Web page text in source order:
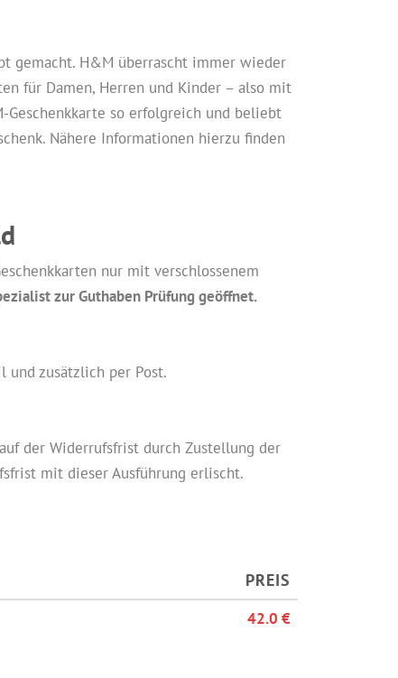
gemacht. H&M überrascht immer wieder
für Damen, Herren und Kinder – also mit
Geschenkkarte so erfolgreich und beliebt
Nähere Informationen hierzu finden
nur mit verschlossenem
zur Guthaben Prüfung geöffnet.
zusätzlich per Post.
der Widerrufsfrist durch Zustellung der
mit dieser Ausführung erlischt.
PREIS
42.0 €